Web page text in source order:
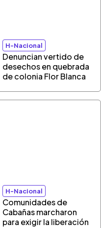
H-Nacional
Denuncian vertido de
desechos en quebrada
de colonia Flor Blanca
H-Nacional
Comunidades de
Cabañas marcharon
para exigir la liberación